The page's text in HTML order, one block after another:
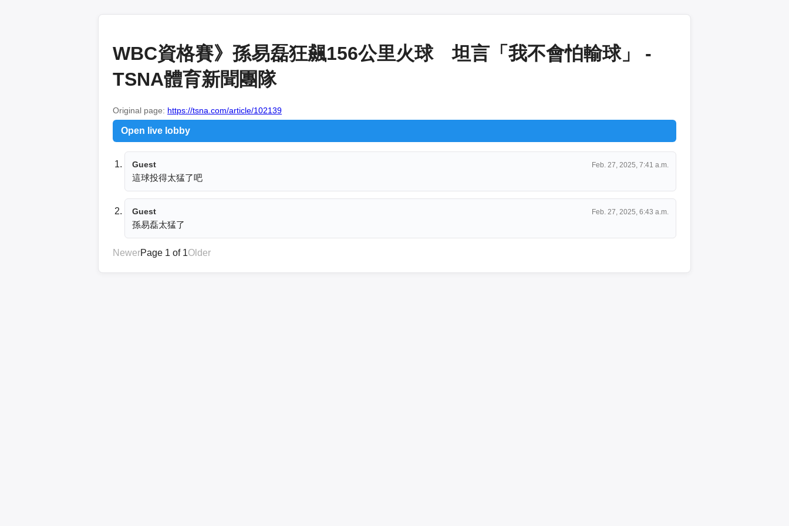
WBC資格賽》孫易磊狂飆156公里火球 坦言「我不會怕輸球」 -
TSNA體育新聞團隊
Original page: https://tsna.com/article/102139
Open live lobby
Guest Feb. 27, 2025, 7:41 a.m.
這球投得太猛了吧
Guest Feb. 27, 2025, 6:43 a.m.
孫易磊太猛了
NewerPage 1 of 1Older